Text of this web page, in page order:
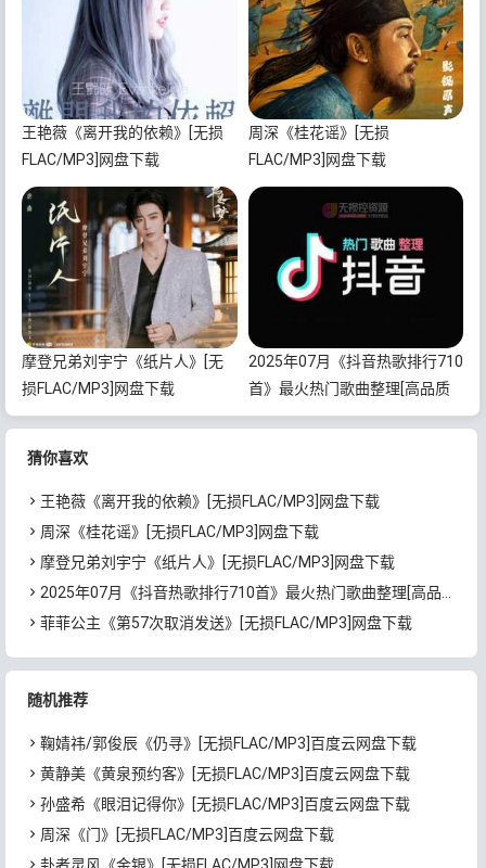
王艳薇《离开我的依赖》[无损
FLAC/MP3]网盘下载
周深《桂花谣》[无损
FLAC/MP3]网盘下载
摩登兄弟刘宇宁《纸片人》[无
损FLAC/MP3]网盘下载
2025年07月《抖音热歌排行710
首》最火热门歌曲整理[高品质
MP3/320K/5.35GB]百度云网盘
猜你喜欢
王艳薇《离开我的依赖》[无损FLAC/MP3]网盘下载
周深《桂花谣》[无损FLAC/MP3]网盘下载
摩登兄弟刘宇宁《纸片人》[无损FLAC/MP3]网盘下载
2025年07月《抖音热歌排行710首》最火热门歌曲整理[高品质MP3/320K/5.35GB]百度云网盘下载
菲菲公主《第57次取消发送》[无损FLAC/MP3]网盘下载
随机推荐
鞠婧祎/郭俊辰《仍寻》[无损FLAC/MP3]百度云网盘下载
黄静美《黄泉预约客》[无损FLAC/MP3]百度云网盘下载
孙盛希《眼泪记得你》[无损FLAC/MP3]百度云网盘下载
周深《门》[无损FLAC/MP3]百度云网盘下载
卦者灵风《金银》[无损FLAC/MP3]网盘下载